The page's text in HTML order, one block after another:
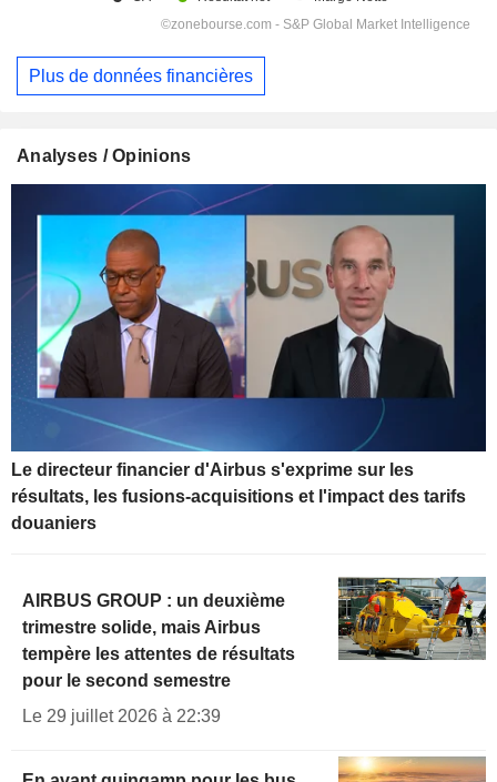
Plus de données financières
Analyses / Opinions
Le directeur financier d'Airbus s'exprime sur les
résultats, les fusions-acquisitions et l'impact des tarifs
douaniers
AIRBUS GROUP : un deuxième
trimestre solide, mais Airbus
tempère les attentes de résultats
pour le second semestre
Le 29 juillet 2026 à 22:39